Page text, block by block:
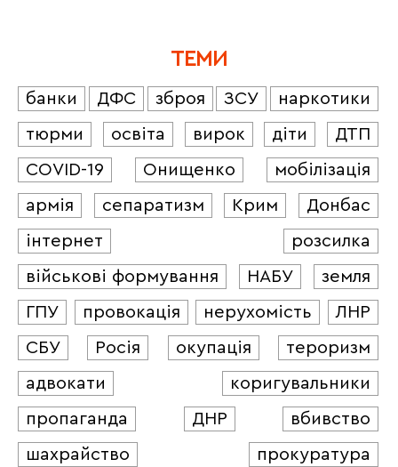
ТЕМИ
банки ДФС зброя ЗСУ
наркотики
тюрми
освіта вирок діти
ДТП
COVID-19
Онищенко
мобілізація
армія
сепаратизм Крим
Донбас
інтернет
розсилка
військові формування
НАБУ
земля
ГПУ
провокація нерухомість
ЛНР
СБУ
Росія окупація
тероризм
адвокати
коригувальники
пропаганда
ДНР
вбивство
шахрайство
прокуратура